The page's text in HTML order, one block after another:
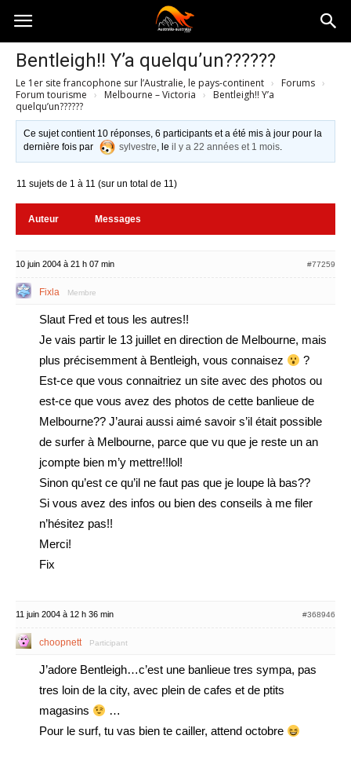
Australia-
australie.com
Bentleigh!! Y’a quelqu’un??????
Le 1er site francophone sur l’Australie, le pays-continent › Forums ›
Forum tourisme › Melbourne – Victoria ›
Bentleigh!! Y’a
quelqu’un??????
Ce sujet contient 10 réponses, 6 participants et a été mis à jour pour la
dernière fois par
sylvestre, leil y a 22 années et 1 mois.
11 sujets de 1 à 11 (sur un total de 11)
Auteur Messages
10 juin 2004 à 21 h 07 min #77259
Fixla Membre
Slaut Fred et tous les autres!!
Je vais partir le 13 juillet en direction de Melbourne, mais
plus précisemment à Bentleigh, vous connaisez
?
Est-ce que vous connaitriez un site avec des photos ou
est-ce que vous avez des photos de cette banlieue de
Melbourne?? J’aurai aussi aimé savoir s’il était possible
de surfer à Melbourne, parce que vu que je reste un an
jcompte bien m’y mettre!!lol!
Sinon qu’est ce qu’il ne faut pas que je loupe là bas??
Si vous avez des infos ou bien des conseils à me filer
n’hésitez pas!!
Merci!
Fix
11 juin 2004 à 12 h 36 min #368946
choopnett Participant
J’adore Bentleigh…c’est une banlieue tres sympa, pas
tres loin de la city, avec plein de cafes et de ptits
magasins
…
Pour le surf, tu vas bien te cailler, attend octobre